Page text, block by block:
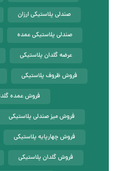
صندلی پلاستیکی ارزان
صندلی پلاستیکی عمده
عرضه گلدان پلاستیکی
فروش ظروف پلاستیکی
فروش عمده
فروش میز صندلی پلاستیکی
فروش چهارپایه پلاستیکی
فروش گلدان پلاستیکی